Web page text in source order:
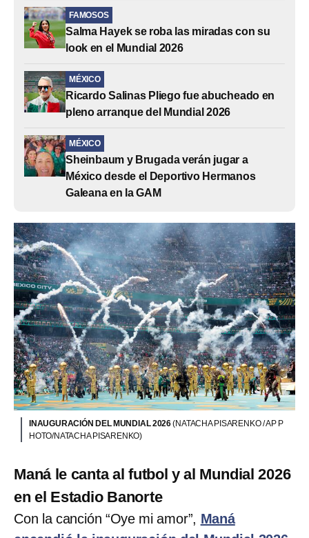
FAMOSOS
Salma Hayek se roba las miradas con su
look en el Mundial 2026
MÉXICO
Ricardo Salinas Pliego fue abucheado en
pleno arranque del Mundial 2026
MÉXICO
Sheinbaum y Brugada verán jugar a
México desde el Deportivo Hermanos
Galeana en la GAM
INAUGURACIÓN DEL MUNDIAL 2026(NATACHA PISARENKO / AP P
HOTO/NATACHA PISARENKO)
Maná le canta al futbol y al Mundial 2026
en el Estadio Banorte
Con la canción “Oye mi amor”, Maná